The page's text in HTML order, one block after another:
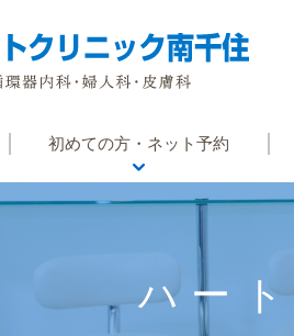
初めての方・ネット予約
初めての方
よくある質問ハー